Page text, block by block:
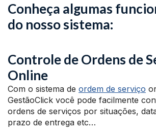
Conheça algumas
do nosso sistema:
Controle de Ordens de
Online
Com o sistema de ordem de serviço
GestãoClick você pode facilmente
ordens de serviços por situações,
prazo de entrega etc…